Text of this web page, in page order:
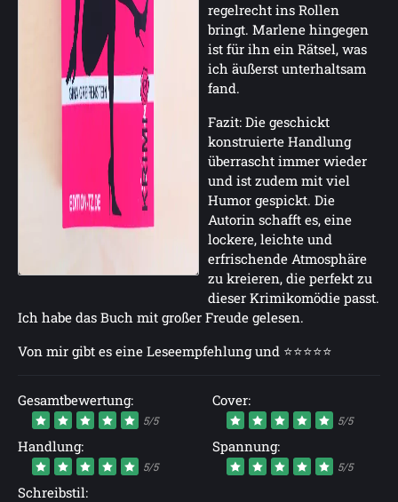
regelrecht ins Rollen
bringt. Marlene hingegen
ist für ihn ein Rätsel, was
ich äußerst unterhaltsam
fand.
Fazit: Die geschickt
konstruierte Handlung
überrascht immer wieder
und ist zudem mit viel
Humor gespickt. Die
Autorin schafft es, eine
lockere, leichte und
erfrischende Atmosphäre
zu kreieren, die perfekt zu
dieser Krimikomödie passt.
Ich habe das Buch mit großer Freude gelesen.
Von mir gibt es eine Leseempfehlung und ⭐⭐⭐⭐⭐
Gesamtbewertung:
5/5
Cover:
5/5
Handlung:
5/5
Spannung:
5/5
Schreibstil: